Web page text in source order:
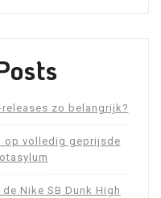
zo belangrijk?
op volledig geprijsde
Nike SB Dunk High